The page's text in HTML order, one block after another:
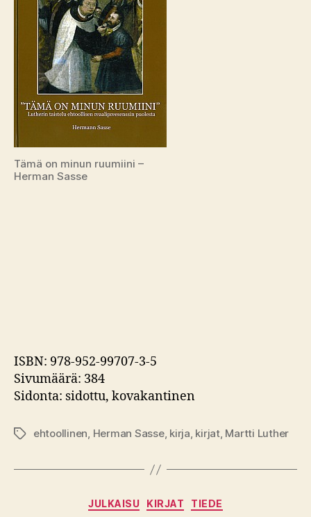
Tämä on minun ruumiini –
Herman Sasse
ISBN: 978-952-99707-3-5
Sivumäärä: 384
Sidonta: sidottu, kovakantinen
Avainsanat
ehtoollinen, Herman Sasse, kirja, kirjat, Martti Luther
Kategoriat
JULKAISU KIRJAT TIEDE